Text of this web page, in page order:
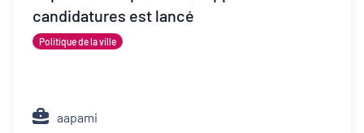
Inclusion numérique
centres-villes
candidatures est lancé
Politique de la ville
aapami